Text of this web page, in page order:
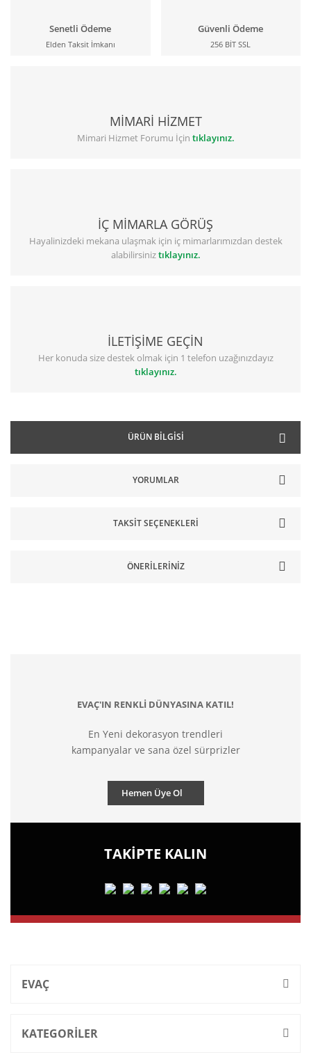
Senetli Ödeme
Elden Taksit İmkanı
Güvenli Ödeme
256 BİT SSL
MİMARİ HİZMET
Mimari Hizmet Forumu İçin tıklayınız.
İÇ MİMARLA GÖRÜŞ
Hayalinizdeki mekana ulaşmak için iç mimarlarımızdan destek
alabilirsiniztıklayınız.
İLETİŞİME GEÇİN
Her konuda size destek olmak için 1 telefon uzağınızdayız
tıklayınız.
ÜRÜN BILGISI
YORUMLAR
TAKSIT SEÇENEKLERI
ÖNERILERINIZ
EVAÇ'IN RENKLİ DÜNYASINA KATIL!
En Yeni dekorasyon trendleri
kampanyalar ve sana özel sürprizler
Hemen Üye Ol
TAKİPTE KALIN
EVAÇ
KATEGORİLER